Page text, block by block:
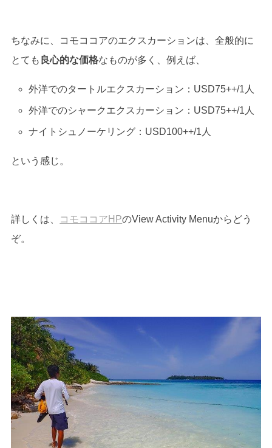
ちなみに、コモココアのエクスカーションは、全般的に
とても 良心的な価格なものが多く、例えば、
外洋でのタートルエクスカーション：USD75++/1人
外洋でのシャークエクスカーション：USD75++/1人
ナイトシュノーケリング：USD100++/1人
という感じ。
詳しくは、 コモココアHPのView Activity Menuからどう
ぞ。